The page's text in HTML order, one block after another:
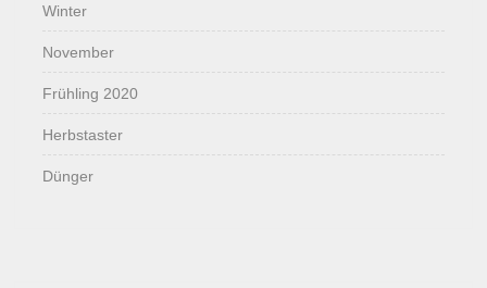
Winter
November
Frühling 2020
Herbstaster
Dünger